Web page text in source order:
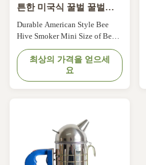
튼한 미국식 꿀벌 꿀벌통
흡연자 소형 크기
Durable American Style Bee
Hive Smoker Mini Size of Bee
Hive Smoker Details: Product
name: Mini American style bee
smoker Style: American style
,Mini size Material: 201
Star beehive smoker is the best
최상의 가격을 얻으세
요